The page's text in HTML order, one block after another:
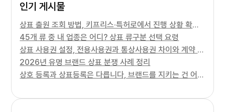
인기 게시물
상표 출원 조회 방법, 키프리스·특허로에서 진행 상황 확인하기
45개 류 중 내 업종은 어디? 상표 류구분 선택 요령
상표 사용권 설정, 전용사용권과 통상사용권 차이와 계약 주의사항
2026년 유명 브랜드 상표 분쟁 사례 정리
상호 등록과 상표등록은 다릅니다, 브랜드를 지키는 건 어느 쪽일까